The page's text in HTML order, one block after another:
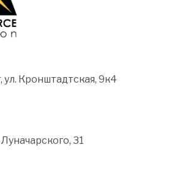
ул. Кронштадтская, 9к4
31